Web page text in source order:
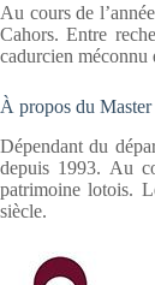
Au cours de
Cahors. Entre
cadurcien
À propos du
Dépendant du
depuis 1993. Au
patrimoine lotois.
siècle.